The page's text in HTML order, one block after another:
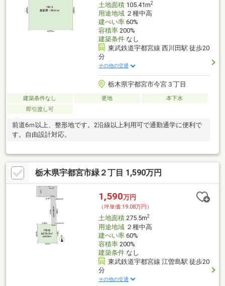
土地面積105.41m2
用途地域２種中高
建ぺい率60%
容積率200%
建築条件なし
東武鉄道宇都宮線 西川田駅 徒歩20
分
その他の交通
栃木県宇都宮市今宮３丁目
建築条件なし 更地
本下水
即引渡し可
前道6ｍ以上、整形地です。2沿線以上利用可で通勤通学に便利で
す。自由設計対応。
栃木県宇都宮市緑２丁目 1,590万円
1,590万円
（坪単価:19.08万円）
土地面積275.5m2
用途地域２種中高
建ぺい率60%
容積率200%
建築条件なし
東武鉄道宇都宮線 江曽島駅 徒歩20
分
その他の交通